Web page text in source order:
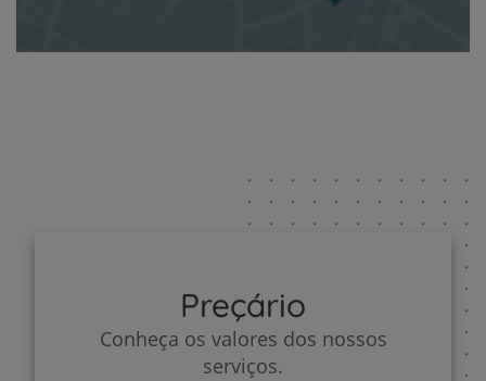
Preçário
Conheça os valores dos nossos
serviços.